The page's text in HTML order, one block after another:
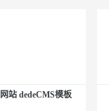
站 dedeCMS模板